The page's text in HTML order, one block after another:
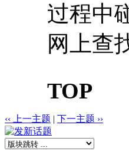
过程中
网上查
TOP
‹‹ 上一主题 | 下一主题 ››